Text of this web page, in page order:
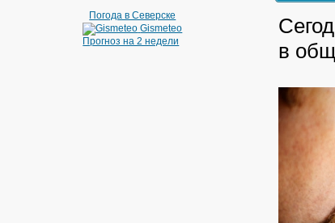
Погода в Северске
Gismeteo
Прогноз на 2 недели
в